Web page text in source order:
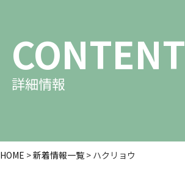
CONTENT
詳細情報
HOME >新着情報一覧 > ハクリョウ